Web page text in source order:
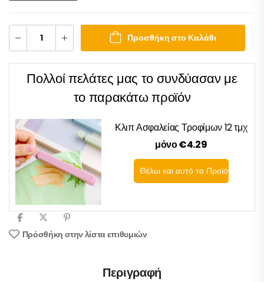
Προσθήκη στο Καλάθι
Πολλοί πελάτες μας το συνδύασαν με
το παρακάτω προϊόν
Κλιπ Ασφαλείας Τροφίμων 12 τμχ
μόνο €4.29
Θέλω και αυτό το Προϊόν
Πρόσθήκη στην λίστα επιθυμιών
Περιγραφή